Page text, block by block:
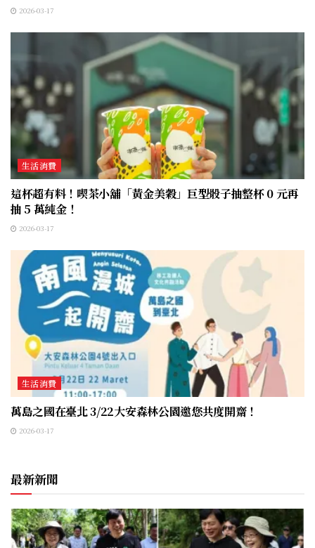
2026-03-17
生活消費
這杯超有料！喫茶小舖「黃金美穀」巨型骰子抽整杯 0 元再
抽 5 萬純金！
2026-03-17
生活消費
萬島之國在臺北 3/22大安森林公園邀您共度開齋！
2026-03-17
最新新聞